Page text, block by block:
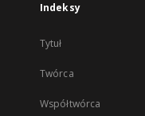
Indeksy
Tytuł
Twórca
Współtwórca